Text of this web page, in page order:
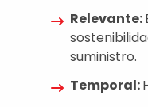
Relevante:
suministro.
Temporal: